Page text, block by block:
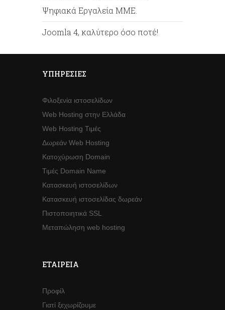
Ψηφιακά Εργαλεία ΜΜΕ.
Joomla 4, καλύτερο όσο ποτέ!
ΥΠΗΡΕΣΊΕΣ
Φιλοξενία ιστοσελίδων
Web Hosting στην Ελλάδα
Web Hosting Τιμές
Δωρεάν Web Hosting
Κατοχύρωση Domain
Τιμές Domain Name
Κατασκευή ιστοσελίδων
Κατασκευή ιστοσελίδας δωρεάν
Πιστοποιητικά SSL
Μεταπώληση web hosting
ΕΤΑΙΡΕΊΑ
Προφίλ
Γιατί ξεχωρίζουμε